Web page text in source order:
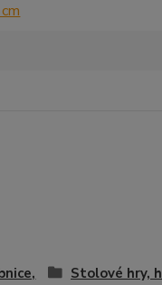
Stolové hry,